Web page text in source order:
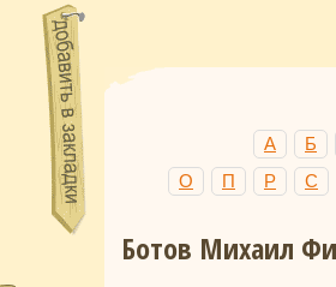
А
Б
О
П Р С
Ботов Михаил